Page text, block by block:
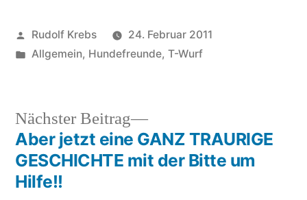
Veröffentlicht
von
Rudolf Krebs
24. Februar 2011
Veröffentlicht
Allgemein, Hundefreunde, T-Wurf
Beitragsnavigation
Nächster Beitrag
Nächster
Beitrag:
Aber jetzt eine GANZ TRAURIGE
GESCHICHTE mit der Bitte um
Hilfe!!